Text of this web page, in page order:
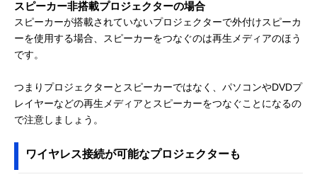
スピーカー非搭載プロジェクターの場合
スピーカーが搭載されていないプロジェクターで外付けスピーカ
ーを使用する場合、スピーカーをつなぐのは再生メディアのほう
です。
つまりプロジェクターとスピーカーではなく、パソコンやDVDプ
レイヤーなどの再生メディアとスピーカーをつなぐことになるの
で注意しましょう。
ワイヤレス接続が可能なプロジェクターも